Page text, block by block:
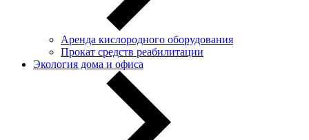
Аренда кислородного оборудования
Прокат средств реабилитации
Экология дома и офиса